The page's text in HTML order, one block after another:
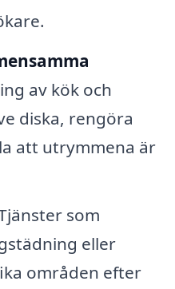
av kök och
diska, rengöra
att utrymmena är
som
eller
områden efter